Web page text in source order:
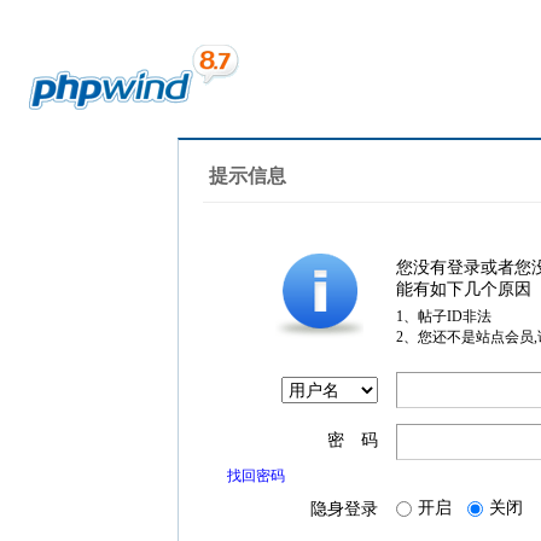
提示信息
您没有登录或者您
能有如下几个原因
1、帖子ID非法
2、您还不是站点会员
密 码
找回密码
隐身登录 开启 关闭